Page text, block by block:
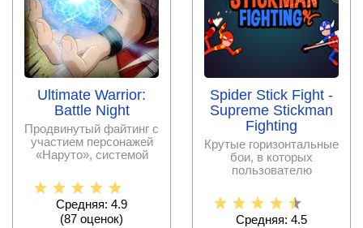
Ultimate Warrior:
Battle Night
Продвинутый файтинг с
участием персонажей
«Наруто», системой
Средняя: 4.9
(87 оценок)
Spider Stick Fight -
Supreme Stickman
Fighting
Крутые горизонтальные
бои, в которых
пользователю
разнопланового
Средняя: 4.5